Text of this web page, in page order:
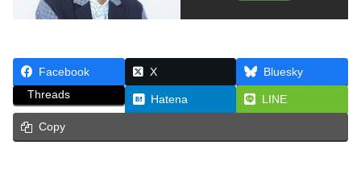
Facebook X
Bluesky
Threads
Hatena LINE
Copy